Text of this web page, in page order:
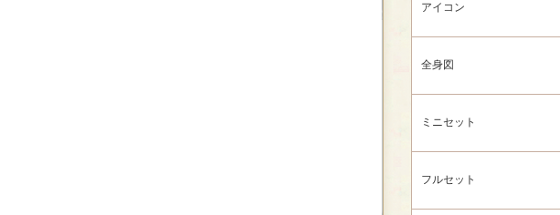
アイコン
全身図
ミニセット
フルセット